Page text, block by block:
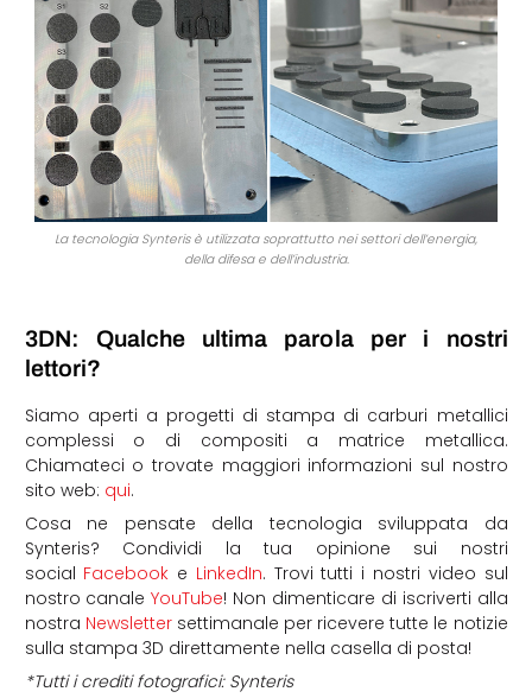
La tecnologia Synteris è utilizzata soprattutto nei settori dell’energia,
della difesa e dell’industria.
3DN: Qualche ultima parola per i nostri
lettori?
Siamo aperti a progetti di stampa di carburi metallici
complessi o di compositi a matrice metallica.
Chiamateci o trovate maggiori informazioni sul nostro
sito web: qui.
Cosa ne pensate della tecnologia sviluppata da
Synteris? Condividi la tua opinione sui nostri
social Facebook e LinkedIn. Trovi tutti i nostri video sul
nostro canaleYouTube! Non dimenticare di iscriverti alla
nostra Newslettersettimanale per ricevere tutte le notizie
sulla stampa 3D direttamente nella casella di posta!
*Tutti i crediti fotografici: Synteris